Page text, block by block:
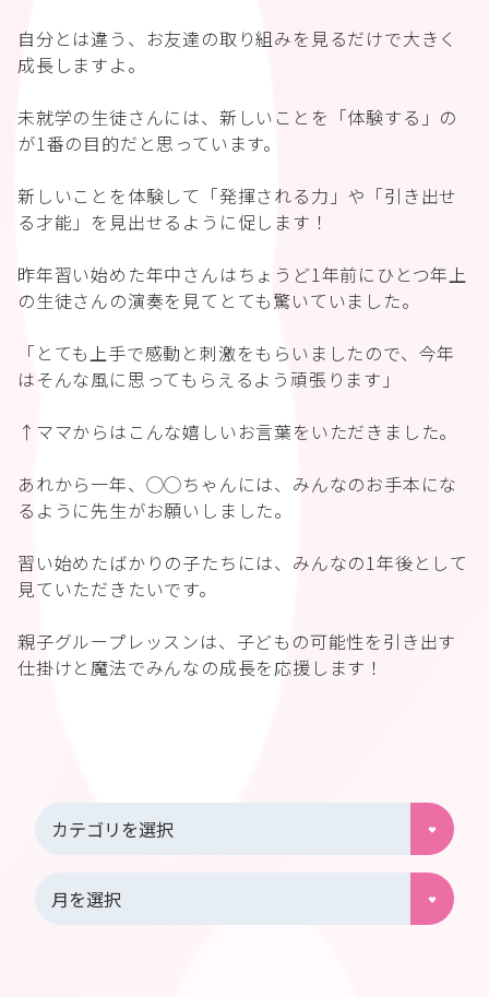
自分とは違う、お友達の取り組みを見るだけで大きく
成長しますよ。
未就学の生徒さんには、新しいことを「体験する」の
が1番の目的だと思っています。
新しいことを体験して「発揮される力」や「引き出せ
る才能」を見出せるように促します！
昨年習い始めた年中さんはちょうど1年前にひとつ年上
の生徒さんの演奏を見てとても驚いていました。
「とても上手で感動と刺激をもらいましたので、今年
はそんな風に思ってもらえるよう頑張ります」
↑ママからはこんな嬉しいお言葉をいただきました。
あれから一年、◯◯ちゃんには、みんなのお手本にな
るように先生がお願いしました。
習い始めたばかりの子たちには、みんなの1年後として
見ていただきたいです。
親子グループレッスンは、子どもの可能性を引き出す
仕掛けと魔法でみんなの成長を応援します！